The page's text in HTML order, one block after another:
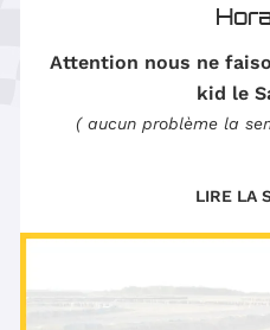
Attention nous ne
kid le
( aucun problème la
LIRE LA